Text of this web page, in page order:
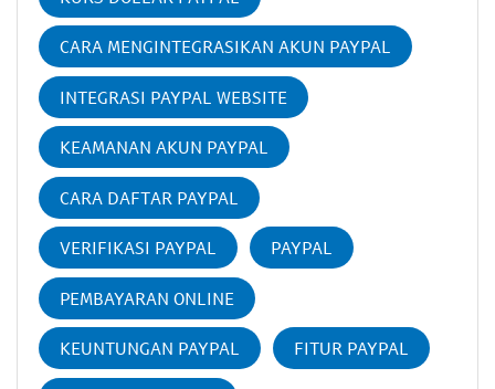
CARA MENGINTEGRASIKAN AKUN PAYPAL
INTEGRASI PAYPAL WEBSITE
KEAMANAN AKUN PAYPAL
CARA DAFTAR PAYPAL
VERIFIKASI PAYPAL PAYPAL
PEMBAYARAN ONLINE
KEUNTUNGAN PAYPAL FITUR PAYPAL